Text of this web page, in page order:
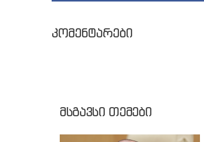
კომენტარები
მსგავსი თემები